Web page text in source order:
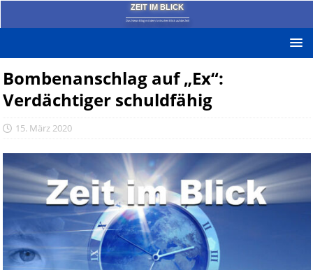
ZEIT IM BLICK
Das News-Blog mit dem kritischen Blick auf die Zeit!
Bombenanschlag auf „Ex“:
Verdächtiger schuldfähig
15. März 2020